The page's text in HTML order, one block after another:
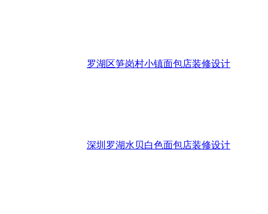
罗湖区笋岗村小镇面包店装修设计
深圳罗湖水贝白色面包店装修设计